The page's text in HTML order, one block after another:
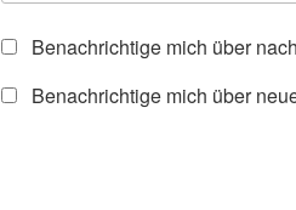
Benachrichtige mich über
Benachrichtige mich über